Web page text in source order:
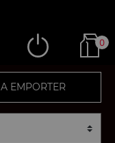
0
A EMPORTER